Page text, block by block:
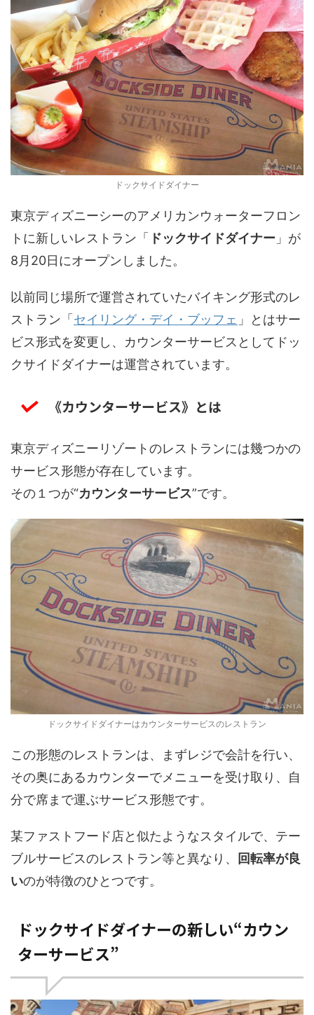
ドックサイドダイナー
東京ディズニーシーのアメリカンウォーターフロン
トに新しいレストラン「 ドックサイドダイナー 」が
8月20日にオープンしました。
以前同じ場所で運営されていたバイキング形式のレ
ストラン「 セイリング・デイ・ブッフェ 」とはサー
ビス形式を変更し、カウンターサービスとしてドッ
クサイドダイナーは運営されています。
《カウンターサービス》とは
東京ディズニーリゾートのレストランには幾つかの
サービス形態が存在しています。
その１つが“カウンターサービス”です。
ドックサイドダイナーはカウンターサービスのレストラン
この形態のレストランは、まずレジで会計を行い、
その奥にあるカウンターでメニューを受け取り、自
分で席まで運ぶサービス形態です。
某ファストフード店と似たようなスタイルで、テー
ブルサービスのレストラン等と異なり、
回転率が良
いのが特徴のひとつです。
ドックサイドダイナーの新しい“カウン
ターサービス”